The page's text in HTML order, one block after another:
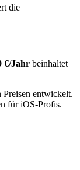
die
€/Jahr beinhaltet
entwickelt.
für iOS-Profis.